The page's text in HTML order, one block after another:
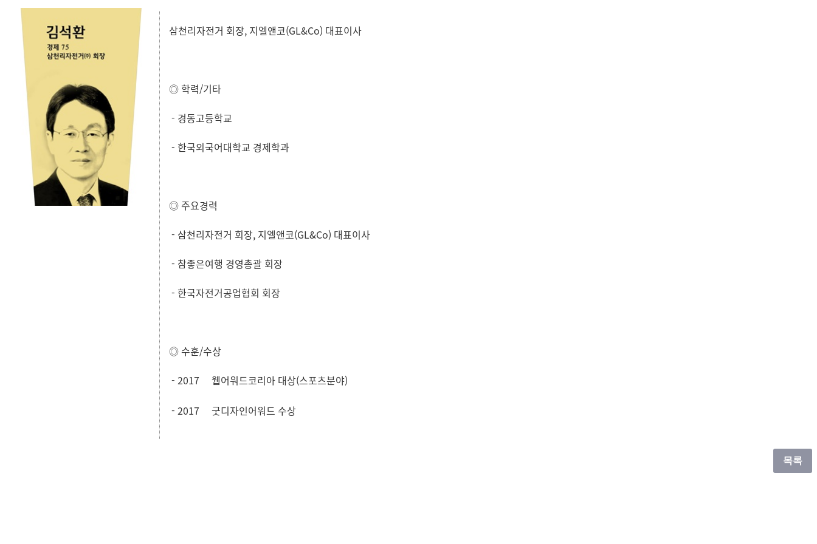
삼천리자전거 회장, 지엘앤코(GL&Co) 대표이사
◎ 학력/기타
- 경동고등학교
- 한국외국어대학교 경제학과
◎ 주요경력
- 삼천리자전거 회장, 지엘앤코(GL&Co) 대표이사
- 참좋은여행 경영총괄 회장
- 한국자전거공업협회 회장
◎ 수훈/수상
- 2017 웹어워드코리아 대상(스포츠분야)
- 2017 굿디자인어워드 수상